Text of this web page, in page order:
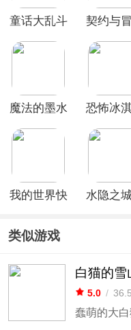
童话大乱斗
契约与
魔法的墨水
恐怖冰
我的世界快
水隐之
类似游戏
白猫的雪
5.0 /
蠢萌的大